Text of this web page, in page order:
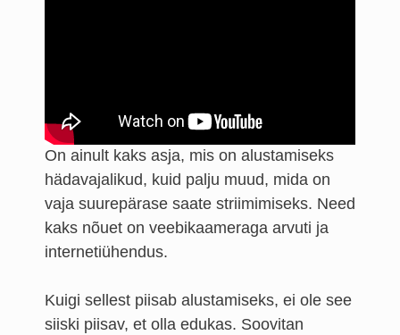
On ainult kaks asja, mis on alustamiseks
hädavajalikud, kuid palju muud, mida on
vaja suurepärase saate striimimiseks. Need
kaks nõuet on veebikaameraga arvuti ja
internetiühendus.
Kuigi sellest piisab alustamiseks, ei ole see
siiski piisav, et olla edukas. Soovitan